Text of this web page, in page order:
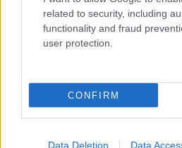
related to security, including
functionality and fraud
user protection.
CONFIRM
Data Deletion Data
αυτό το ποσοστό.
Ποιοι θα είναι υπόχρεοι
επικαρπωτής ή νομέας ακινήτου.
Σε περίπτωση που ο
επιβαρύνει τον ενοικιαστή,